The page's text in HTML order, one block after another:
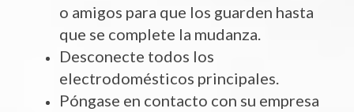
o amigos para que los guarden hasta
que se complete la mudanza.
Desconecte todos los
electrodomésticos principales.
Póngase en contacto con su empresa